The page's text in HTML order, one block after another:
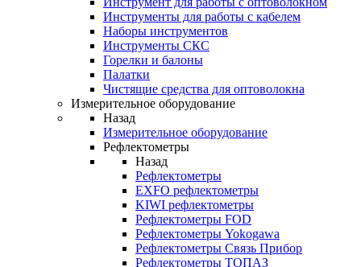
Инструменты для работы с кабелем
Наборы инструментов
Инструменты СКС
Горелки и балоны
Палатки
Чистящие средства для оптоволокна
Измерительное оборудование
Назад
Измерительное оборудование
Рефлектометры
Назад
Рефлектометры
EXFO рефлектометры
KIWI рефлектометры
Рефлектометры FOD
Рефлектометры Yokogawa
Рефлектометры Связь Прибор
Рефлектометры ТОПАЗ